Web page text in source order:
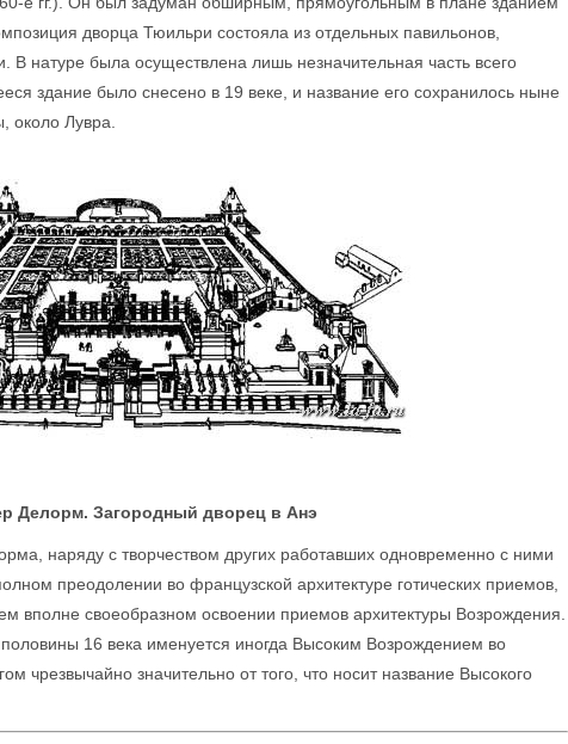
дворца Тюильри состояла из отдельных павильонов,
натуре была осуществлена лишь незначительная часть всего
здание было снесено в 19 веке, и название его сохранилось ныне
около Лувра.
Делорм. Загородный дворец в Анэ
наряду с творчеством других работавших одновременно с ними
преодолении во французской архитектуре готических приемов,
вполне своеобразном освоении приемов архитектуры Возрождения.
половины 16 века именуется иногда Высоким Возрождением во
чрезвычайно значительно от того, что носит название Высокого